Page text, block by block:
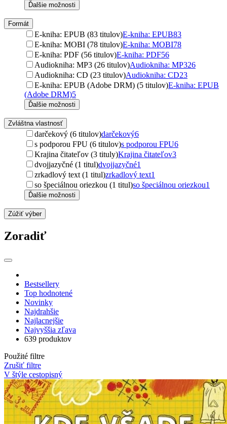
Ďalšie možnosti
Formát
E-kniha: EPUB (83 titulov)E-kniha: EPUB83
E-kniha: MOBI (78 titulov)E-kniha: MOBI78
E-kniha: PDF (56 titulov)E-kniha: PDF56
Audiokniha: MP3 (26 titulov)Audiokniha: MP326
Audiokniha: CD (23 titulov)Audiokniha: CD23
E-kniha: EPUB (Adobe DRM) (5 titulov)E-kniha: EPUB
(Adobe DRM)5
Ďalšie možnosti
Zvláštna vlastnosť
darčekový (6 titulov)darčekový6
s podporou FPU (6 titulov)s podporou FPU6
Krajina čitateľov (3 tituly)Krajina čitateľov3
dvojjazyčné (1 titul)dvojjazyčné1
zrkadlový text (1 titul)zrkadlový text1
so špeciálnou oriezkou (1 titul)so špeciálnou oriezkou1
Ďalšie možnosti
Zúžiť výber
Zoradiť
Bestsellery
Top hodnotené
Novinky
Najdrahšie
Najlacnejšie
Najvyššia zľava
639 produktov
Použité filtre
Zrušiť filtre
V štýle cestopisný